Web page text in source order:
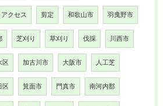
アクセス 剪定 和歌山市 羽曳野市
芝刈り 草刈り 伐採 川西市
区 加古川市 大阪市 人工芝
区 箕面市 門真市 南河内郡